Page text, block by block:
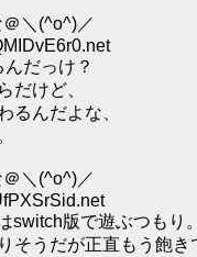
＼(^o^)／
だっけ？
だけど、
るんだよな、
＼(^o^)／
switch版で遊ぶつもり。
そうだが正直もう飽き